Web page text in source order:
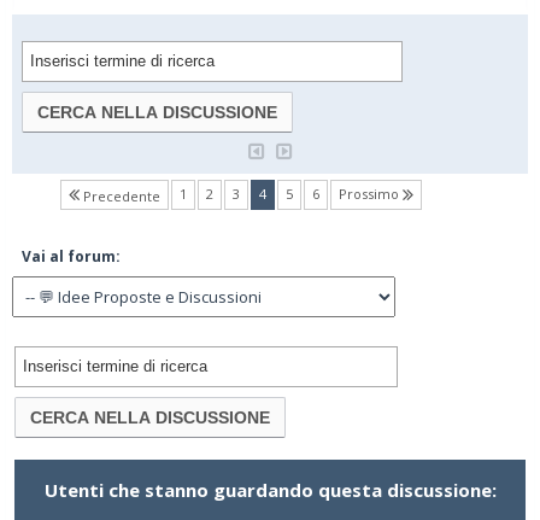
Precedente 1 2 3 4(current)
5 6 Prossimo
Vai al forum:
Utenti che stanno guardando questa discussione: